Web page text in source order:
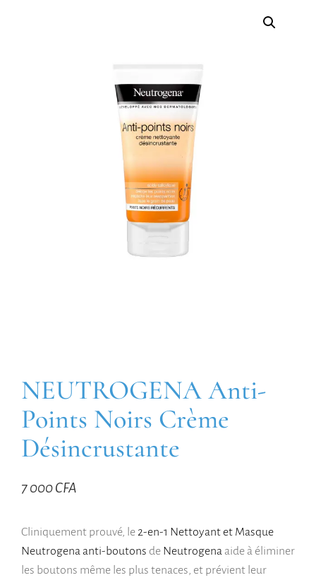
NEUTROGENA Anti-
Points Noirs Crème
Désincrustante
7 000CFA
Cliniquement prouvé, le 2-en-1 Nettoyant et Masque
Neutrogena anti-boutons de Neutrogena aide à éliminer
les boutons même les plus tenaces, et prévient leur